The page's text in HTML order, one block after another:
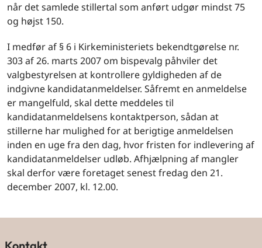
når det samlede stillertal som anført udgør mindst 75
og højst 150.
I medfør af § 6 i Kirkeministeriets bekendtgørelse nr.
303 af 26. marts 2007 om bispevalg påhviler det
valgbestyrelsen at kontrollere gyldigheden af de
indgivne kandidatanmeldelser. Såfremt en anmeldelse
er mangelfuld, skal dette meddeles til
kandidatanmeldelsens kontaktperson, sådan at
stillerne har mulighed for at berigtige anmeldelsen
inden en uge fra den dag, hvor fristen for indlevering af
kandidatanmeldelser udløb. Afhjælpning af mangler
skal derfor være foretaget senest fredag den 21.
december 2007, kl. 12.00.